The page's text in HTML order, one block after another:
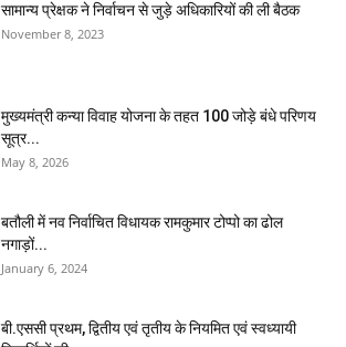
सामान्य प्रेक्षक ने निर्वाचन से जुड़े अधिकारियों की ली बैठक
November 8, 2023
मुख्यमंत्री कन्या विवाह योजना के तहत 100 जोड़े बंधे परिणय
सूत्र...
May 8, 2026
बतौली में नव निर्वाचित विधायक रामकुमार टोप्पो का ढोल
नगाड़ों...
January 6, 2024
बी.एससी प्रथम, द्वितीय एवं तृतीय के नियमित एवं स्वध्यायी